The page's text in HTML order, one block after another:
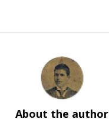
About the author